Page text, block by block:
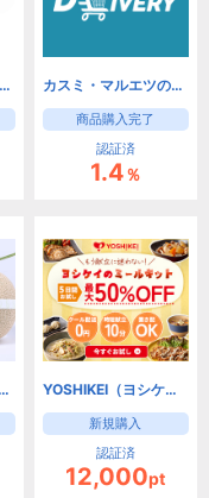
清食品グループ オンラインストア」 カスミ・マルエツのネットスーパー オンラインデリバリー
商品購入完了
認証済
1.4％
式ストア【果物や洋菓子のギフトセット】 YOSHIKEI（ヨシケイ）8つの選べるミールキットお試し5days
新規購入
認証済
12,000pt